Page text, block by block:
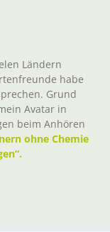
Ländern
habe
Grund
Avatar in
beim Anhören
ohne Chemie